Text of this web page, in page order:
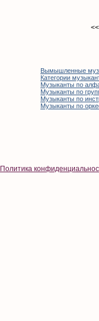
Вымышленные
Категории
Музыканты по
Музыканты по
Музыканты по
Музыканты по
Политика